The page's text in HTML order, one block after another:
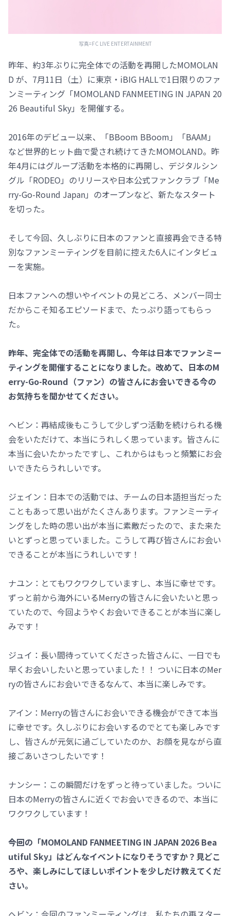
写真=FC LIVE ENTERTAINMENT
昨年、約3年ぶりに完全体での活動を再開したMOMOLAN
D が、7月11日（土）に東京・iBIG HALLで1日限りのファ
ンミーティング「MOMOLAND FANMEETING IN JAPAN 20
26 Beautiful Sky」を開催する。
2016年のデビュー以来、「BBoom BBoom」「BAAM」
など世界的ヒット曲で愛され続けてきたMOMOLAND。昨
年4月にはグループ活動を本格的に再開し、デジタルシン
グル「RODEO」のリリースや日本公式ファンクラブ「Me
rry-Go-Round Japan」のオープンなど、新たなスタート
を切った。
そして今回、久しぶりに日本のファンと直接再会できる特
別なファンミーティングを目前に控えた6人にインタビュ
ーを実施。
日本ファンへの想いやイベントの見どころ、メンバー同士
だからこそ知るエピソードまで、たっぷり語ってもらっ
た。
――昨年、完全体での活動を再開し、今年は日本でファンミー
ティングを開催することになりました。改めて、日本のM
erry-Go-Round（ファン）の皆さんにお会いできる今の
お気持ちを聞かせてください。
ヘビン：再結成後もこうして少しずつ活動を続けられる機
会をいただけて、本当にうれしく思っています。皆さんに
本当に会いたかったですし、これからはもっと頻繁にお会
いできたらうれしいです。
ジェイン：日本での活動では、チームの日本語担当だった
こともあって思い出がたくさんあります。ファンミーティ
ングをした時の思い出が本当に素敵だったので、また来た
いとずっと思っていました。こうして再び皆さんにお会い
できることが本当にうれしいです！
ナユン：とてもワクワクしていますし、本当に幸せです。
ずっと前から海外にいるMerryの皆さんに会いたいと思っ
ていたので、今回ようやくお会いできることが本当に楽し
みです！
ジュイ：長い間待っていてくださった皆さんに、一日でも
早くお会いしたいと思っていました！！ ついに日本のMer
ryの皆さんにお会いできるなんて、本当に楽しみです。
アイン：Merryの皆さんにお会いできる機会ができて本当
に幸せです。久しぶりにお会いするのでとても楽しみです
し、皆さんが元気に過ごしていたのか、お顔を見ながら直
接ごあいさつしたいです！
ナンシー：この瞬間だけをずっと待っていました。ついに
日本のMerryの皆さんに近くでお会いできるので、本当に
ワクワクしています！
――今回の「MOMOLAND FANMEETING IN JAPAN 2026 Bea
utiful Sky」はどんなイベントになりそうですか？見どこ
ろや、楽しみにしてほしいポイントを少しだけ教えてくだ
さい。